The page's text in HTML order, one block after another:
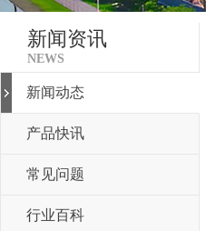
新闻资讯
NEWS
新闻动态
产品快讯
常见问题
行业百科